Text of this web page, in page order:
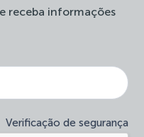
receba informações
site-
newsletter
Verificação de segurança
você
é
humano,
este